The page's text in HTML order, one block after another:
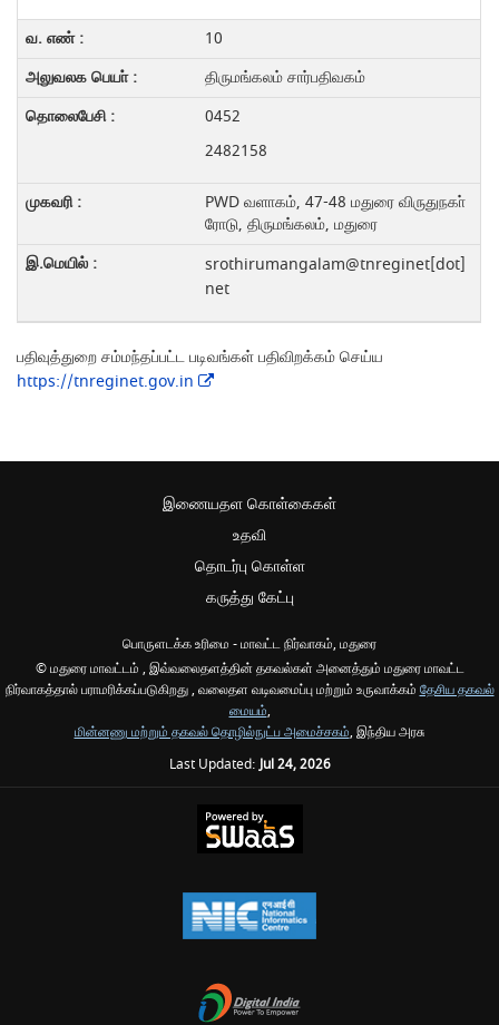
10
திருமங்கலம் சார்பதிவகம்
0452
2482158
PWD வளாகம், 47-48 மதுரை விருதுநகா்
ரோடு, திருமங்கலம், மதுரை
srothirumangalam@tnreginet[dot]
net
பதிவுத்துறை சம்மந்தப்பட்ட படிவங்கள் பதிவிறக்கம் செய்ய
https://tnreginet.gov.in
இணையதள கொள்கைகள்
உதவி
தொடர்பு கொள்ள
கருத்து கேட்பு
பொருளடக்க உரிமை - மாவட்ட நிர்வாகம், மதுரை
© மதுரை மாவட்டம் , இவ்வலைதளத்தின் தகவல்கள் அனைத்தும் மதுரை மாவட்ட
நிர்வாகத்தால் பராமரிக்கப்படுகிறது , வலைதள வடிவமைப்பு மற்றும் உருவாக்கம் தேசிய தகவல்
மையம்,
மின்னணு மற்றும் தகவல் தொழில்நுட்ப அமைச்சகம், இந்திய அரசு
Last Updated:Jul 24, 2026